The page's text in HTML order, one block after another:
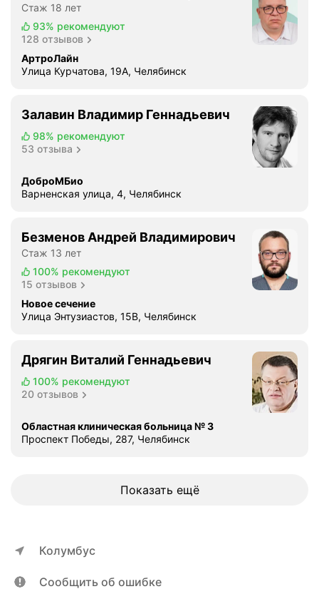
Стаж 18 лет
93% рекомендуют
128 отзывов
АртроЛайн
Улица Курчатова, 19А, Челябинск
Залавин Владимир Геннадьевич
98% рекомендуют
53 отзыва
ДоброМБио
Варненская улица, 4, Челябинск
Безменов Андрей Владимирович
Стаж 13 лет
100% рекомендуют
15 отзывов
Новое сечение
Улица Энтузиастов, 15В, Челябинск
Дрягин Виталий Геннадьевич
100% рекомендуют
20 отзывов
Областная клиническая больница № 3
Проспект Победы, 287, Челябинск
Показать ещё
Колумбус
Сообщить об ошибке